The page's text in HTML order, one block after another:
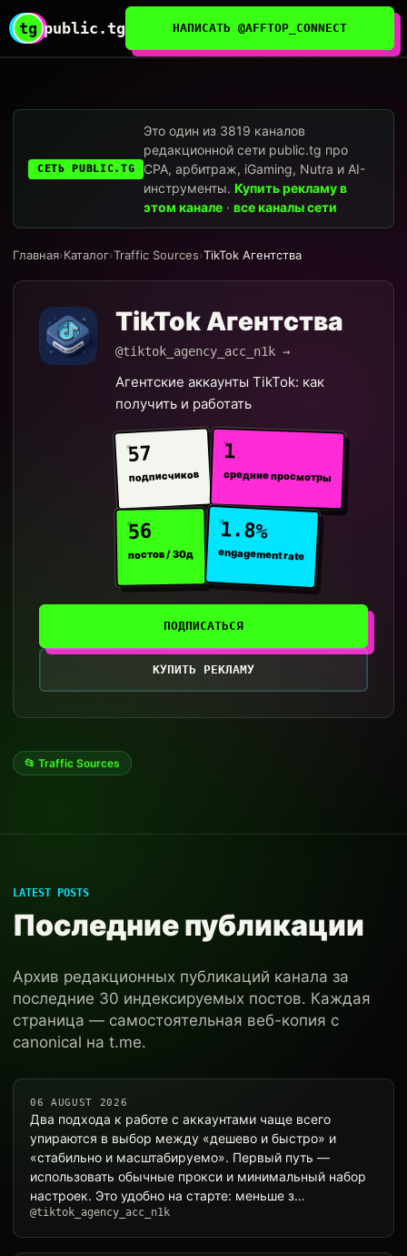
tg public.tg НАПИСАТЬ @AFFTOP_CONNECT
СЕТЬ PUBLIC.TG
Это один из 3819 каналов
редакционной сети public.tg про
CPA, арбитраж, iGaming, Nutra и AI-
инструменты.Купить рекламу в
этом канале ·все каналы сети
Главная›Каталог›Traffic Sources›TikTok Агентства
TikTok Агентства
@tiktok_agency_acc_n1k →
Агентские аккаунты TikTok: как
получить и работать
57
подписчиков
1
средние просмотры
56
постов / 30д
1.8%
engagement rate
ПОДПИСАТЬСЯ
КУПИТЬ РЕКЛАМУ
📂 Traffic Sources
LATEST POSTS
Последние публикации
Архив редакционных публикаций канала за
последние 30 индексируемых постов. Каждая
страница — самостоятельная веб-копия с
canonical на t.me.
06 AUGUST 2026
Два подхода к работе с аккаунтами чаще всего
упираются в выбор между «дешево и быстро» и
«стабильно и масштабируемо». Первый путь —
использовать обычные прокси и минимальный набор
настроек. Это удобно на старте: меньше з…
@tiktok_agency_acc_n1k